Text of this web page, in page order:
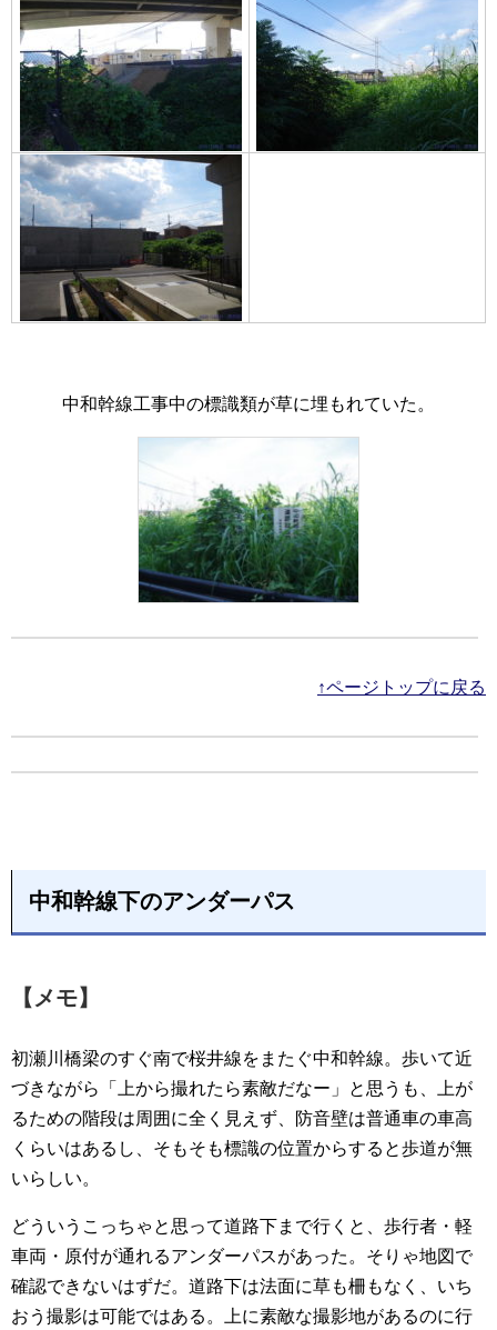
中和幹線工事中の標識類が草に埋もれていた。
↑ページトップに戻る
中和幹線下のアンダーパス
【メモ】
初瀬川橋梁のすぐ南で桜井線をまたぐ中和幹線。歩いて近
づきながら「上から撮れたら素敵だなー」と思うも、上が
るための階段は周囲に全く見えず、防音壁は普通車の車高
くらいはあるし、そもそも標識の位置からすると歩道が無
いらしい。
どういうこっちゃと思って道路下まで行くと、歩行者・軽
車両・原付が通れるアンダーパスがあった。そりゃ地図で
確認できないはずだ。道路下は法面に草も柵もなく、いち
おう撮影は可能ではある。上に素敵な撮影地があるのに行